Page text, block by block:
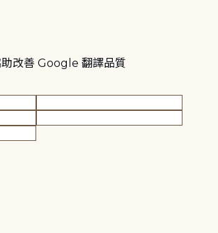
改善 Google 翻譯品質